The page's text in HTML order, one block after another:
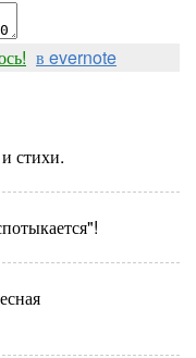
в evernote
стихи.